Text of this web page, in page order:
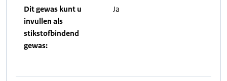
Dit gewas kunt u
invullen als
stikstofbindend
gewas:
Ja